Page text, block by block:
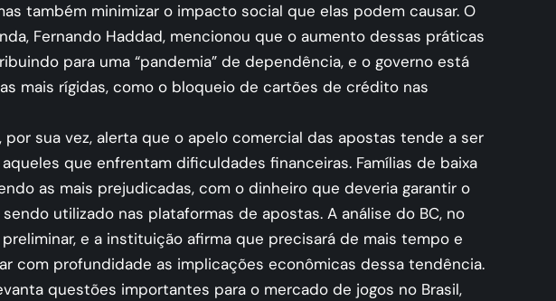
também minimizar o impacto social que elas podem causar. O
Fernando Haddad, mencionou que o aumento dessas práticas
para uma “pandemia” de dependência, e o governo está
mais rígidas, como o bloqueio de cartões de crédito nas
por sua vez, alerta que o apelo comercial das apostas tende a ser
que enfrentam dificuldades financeiras. Famílias de baixa
as mais prejudicadas, com o dinheiro que deveria garantir o
utilizado nas plataformas de apostas. A análise do BC, no
e a instituição afirma que precisará de mais tempo e
com profundidade as implicações econômicas dessa tendência.
questões importantes para o mercado de jogos no Brasil,